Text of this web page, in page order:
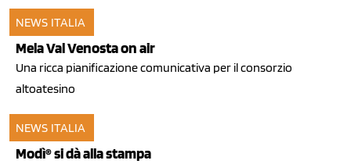
NEWS ITALIA
02 feb 2011
Mela Val Venosta on air
Una ricca pianificazione comunicativa per il consorzio
altoatesino
NEWS ITALIA
21 gen 2011
Modì® si dà alla stampa